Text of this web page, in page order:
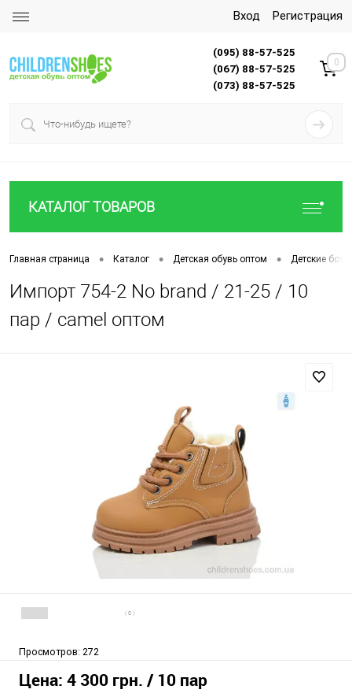
Вход Регистрация
(095) 88-57-525
(067) 88-57-525
(073) 88-57-525
0
КАТАЛОГ ТОВАРОВ
Главная страница • Каталог • Детская обувь оптом • Детские
Импорт 754-2 No brand / 21-25 / 10
пар / camel оптом
( 0 )
Просмотров: 272
Цена: 4 300 грн. / 10 пар